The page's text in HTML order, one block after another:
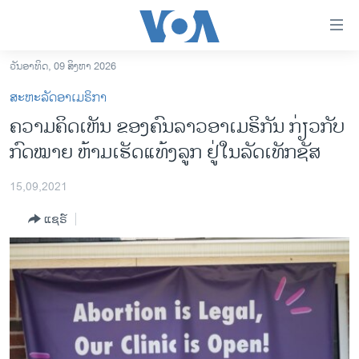
ເຂົ້າ
ຫາ
ຂ້າມ
ຂ້າມ
ຫາ
ອາເມຣິກາ
ການເລືອກຕັ້ງ ປະທານາທີບໍດີ ສະຫະລັດ 2024
ຂ່າວ​ຈີນ
ໂລກ
ເອເຊຍ
ອິດສະຫຼະພາບດ້ານການຂ່າວ
ຊີວິດຊາວລາວ
ຊຸມຊົນຊາວລາວ
ວັນອາທິດ, 09 ສິງຫາ 2026
ສະຫະລັດອາເມຣິກາ
ຄວາມຄິດເຫັນ ຂອງຄົນລາວອາເມຣິກັນ ກ່ຽວກັບ
ກົດໝາຍ ຫ້າມເຮັດແທ້ງລູກ ຢູ່ໃນລັດເທັກຊັສ
15,09,2021
ແຊຣ໌